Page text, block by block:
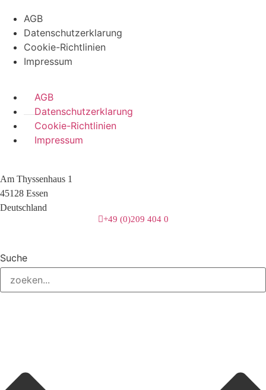
AGB
Datenschutzerklarung
Cookie-Richtlinien
Impressum
AGB
Datenschutzerklarung
Cookie-Richtlinien
Impressum
Am Thyssenhaus 1
45128 Essen
Deutschland
+49 (0)209 404 0
3 downloads geselecteerd
herunterladen
Suche